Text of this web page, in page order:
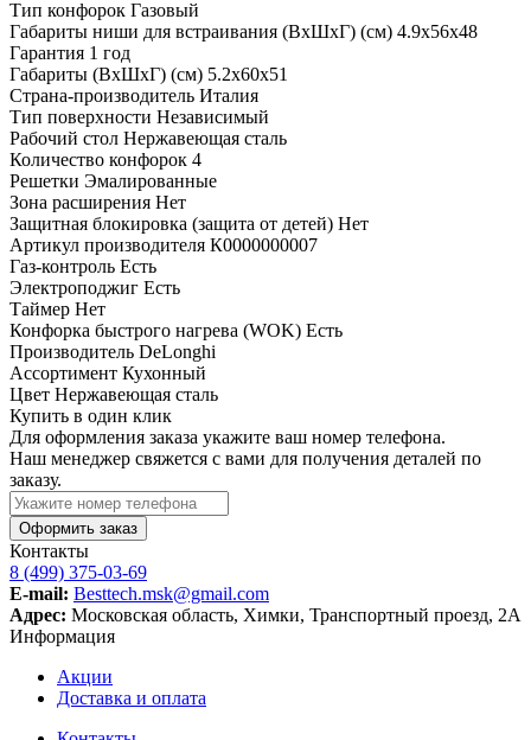
Тип конфорок Газовый
Габариты ниши для встраивания (ВхШхГ) (см) 4.9х56х48
Гарантия 1 год
Габариты (ВхШхГ) (см) 5.2х60х51
Страна-производитель Италия
Тип поверхности Независимый
Рабочий стол Нержавеющая сталь
Количество конфорок 4
Решетки Эмалированные
Зона расширения Нет
Защитная блокировка (защита от детей) Нет
Артикул производителя К0000000007
Газ-контроль Есть
Электроподжиг Есть
Таймер Нет
Конфорка быстрого нагрева (WOK) Есть
Производитель DeLonghi
Ассортимент Кухонный
Цвет Нержавеющая сталь
Купить в один клик
Для оформления заказа укажите ваш номер телефона.
Наш менеджер свяжется с вами для получения деталей по
заказу.
Оформить заказ
Контакты
8 (499) 375-03-69
E-mail: Besttech.msk@gmail.com
Адрес: Московская область, Химки, Транспортный проезд, 2А
Информация
Акции
Доставка и оплата